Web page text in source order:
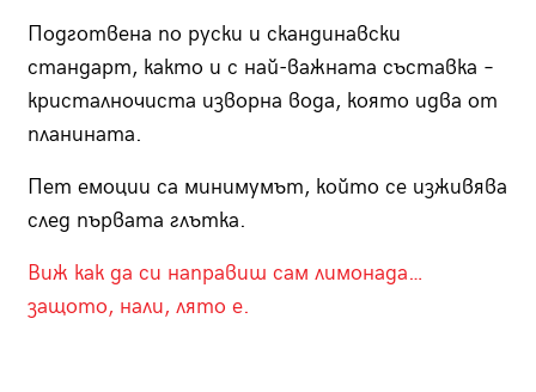
Подготвена по руски и скандинавски
стандарт, както и с най-важната съставка –
кристалночиста изворна вода, която идва от
планината.
Пет емоции са минимумът, който се изживява
след първата глътка.
Виж как да си направиш сам лимонада…
защото, нали, лято е.